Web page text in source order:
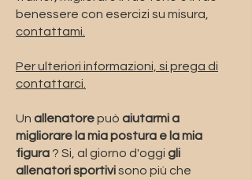
benessere con esercizi su misura,
contattami.
Per ulteriori informazioni, si prega di
contattarci.
Un allenatorepuò aiutarmi a
migliorare la mia postura e la mia
figura ? Si, al giorno d'oggi gli
allenatori sportivisono più che